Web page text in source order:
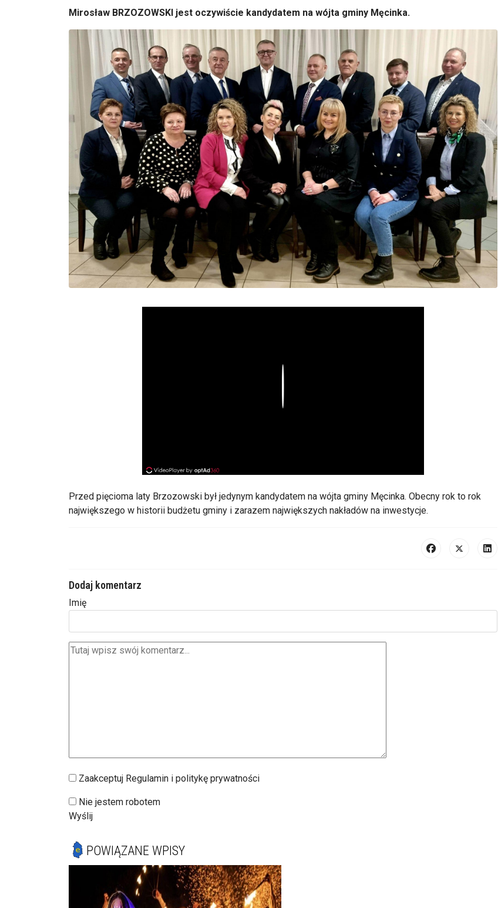
Mirosław BRZOZOWSKI jest oczywiście kandydatem na wójta gminy Męcinka.
Przed pięcioma laty Brzozowski był jedynym kandydatem na wójta gminy Męcinka. Obecny rok to rok
największego w historii budżetu gminy i zarazem największych nakładów na inwestycje.
Dodaj komentarz
Imię
Zaakceptuj Regulamin i politykę prywatności
Nie jestem robotem
Wyślij
POWIĄZANE WPISY